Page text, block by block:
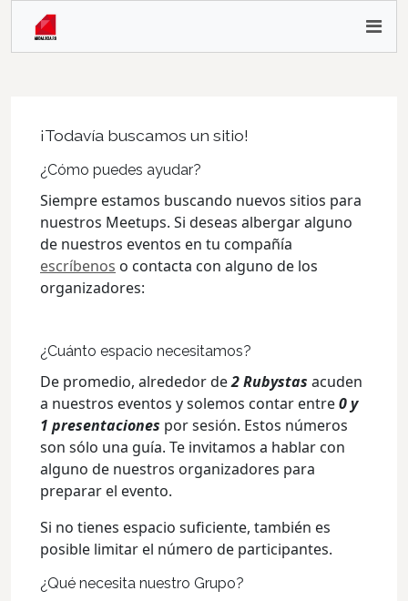
¡Todavía buscamos un sitio!
¿Cómo puedes ayudar?
Siempre estamos buscando nuevos sitios para
nuestros Meetups. Si deseas albergar alguno
de nuestros eventos en tu compañía
escríbenos o contacta con alguno de los
organizadores:
¿Cuánto espacio necesitamos?
De promedio, alrededor de2 Rubystas acuden
a nuestros eventos y solemos contar entre0 y
1 presentaciones por sesión. Estos números
son sólo una guía. Te invitamos a hablar con
alguno de nuestros organizadores para
preparar el evento.
Si no tienes espacio suficiente, también es
posible limitar el número de participantes.
¿Qué necesita nuestro Grupo?